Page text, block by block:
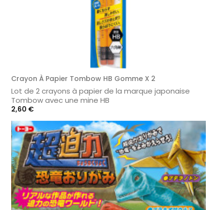
Crayon À Papier Tombow HB Gomme X 2
Lot de 2 crayons à papier de la marque japonaise
Tombow avec une mine HB
Prix
2,60 €